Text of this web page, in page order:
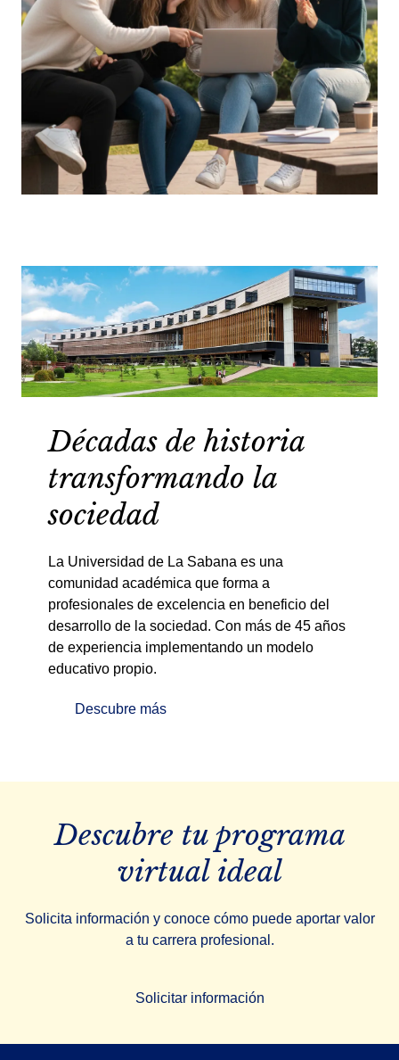
Décadas de historia
transformando la
sociedad
La Universidad de La Sabana es una
comunidad académica que forma a
profesionales de excelencia en beneficio del
desarrollo de la sociedad. Con más de 45 años
de experiencia implementando un modelo
educativo propio.
Descubre más
Descubre tu programa
virtual ideal
Solicita información y conoce cómo puede aportar valor
a tu carrera profesional.
Solicitar información